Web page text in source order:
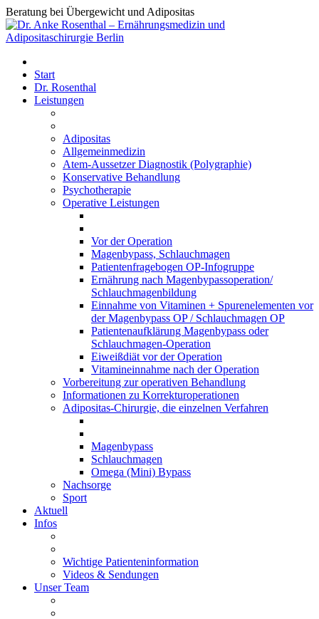
Beratung bei Übergewicht und Adipositas
Start
Dr. Rosenthal
Leistungen
Adipositas
Allgemeinmedizin
Atem-Aussetzer Diagnostik (Polygraphie)
Konservative Behandlung
Psychotherapie
Operative Leistungen
Vor der Operation
Magenbypass, Schlauchmagen
Patientenfragebogen OP-Infogruppe
Ernährung nach Magenbypassoperation/
Schlauchmagenbildung
Einnahme von Vitaminen + Spurenelementen vor
der Magenbypass OP / Schlauchmagen OP
Patientenaufklärung Magenbypass oder
Schlauchmagen-Operation
Eiweißdiät vor der Operation
Vitamineinnahme nach der Operation
Vorbereitung zur operativen Behandlung
Informationen zu Korrekturoperationen
Adipositas-Chirurgie, die einzelnen Verfahren
Magenbypass
Schlauchmagen
Omega (Mini) Bypass
Nachsorge
Sport
Aktuell
Infos
Wichtige Patienteninformation
Videos & Sendungen
Unser Team